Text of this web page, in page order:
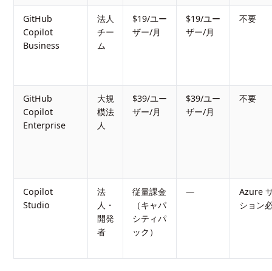
GitHub
Copilot
Business
法人
チー
ム
$19/ユー
ザー/月
$19/ユー
ザー/月
不要
GitHub
Copilot
Enterprise
大規
模法
人
$39/ユー
ザー/月
$39/ユー
ザー/月
不要
Copilot
Studio
法
人・
開発
者
従量課金
（キャパ
シティパ
ック）
—
Azure
ション